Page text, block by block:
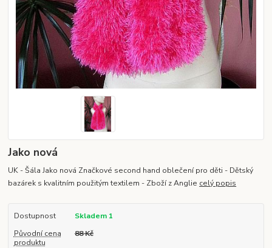
Jako nová
UK - Šála Jako nová Značkové second hand oblečení pro děti - Dětský
bazárek s kvalitním použitým textilem - Zboží z Anglie celý popis
Dostupnost
Skladem 1
Původní cena
produktu
88 Kč